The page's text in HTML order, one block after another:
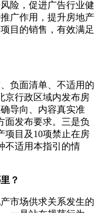
险，促进广告行业健
广作用，提升房地产
目的销售，有效满足
负面清单、不适用的
京行政区域内发布房
导向、内容真实准
面发布要求。三是负
项目及10项禁止在房
不适用本指引的情
？
市场供求关系发生的